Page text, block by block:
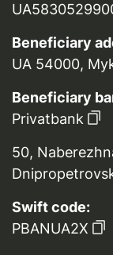
Beneficiary
UA 54000,
Beneficiary
Privatbank
50,
Swift code:
PBANUA2X